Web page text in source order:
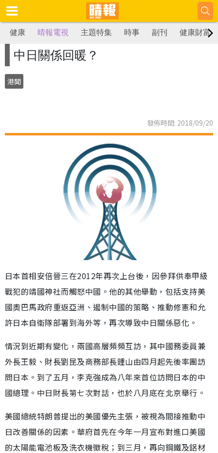
健康 晴報電視 主題特集 時事 副刊 健康財富
中日關係回暖？
港聞
發佈時間: 2018/09/20
日本首相安倍晉三在2012年再次上台後，因參拜供奉甲級
戰犯的靖國神社而觸怒中國。他的其他舉動，包括支持美
國奧巴馬政府重返亞洲、遏制中國的策略、推動修憲和允
許日本自衞隊部署到海外等，再次導致中日關係惡化。
情況到近期有變化，兩國高層頻頻互訪，其中國務委員兼
外長王毅、財長劉昆及商務部長鍾山由四月起先後率團訪
問日本。到了五月，李克強成為八年來首位訪問日本的中
國總理。中日財長第七次對話，也於八月底在北京舉行。
美國總統特朗普提出的美國優先主張，被視為間接推動中
日改善關係的因素。華府首先在今年一月宣布對進口美國
的太陽能電池板及洗衣機徵稅；到三月，再向鋼鐵及鋁材